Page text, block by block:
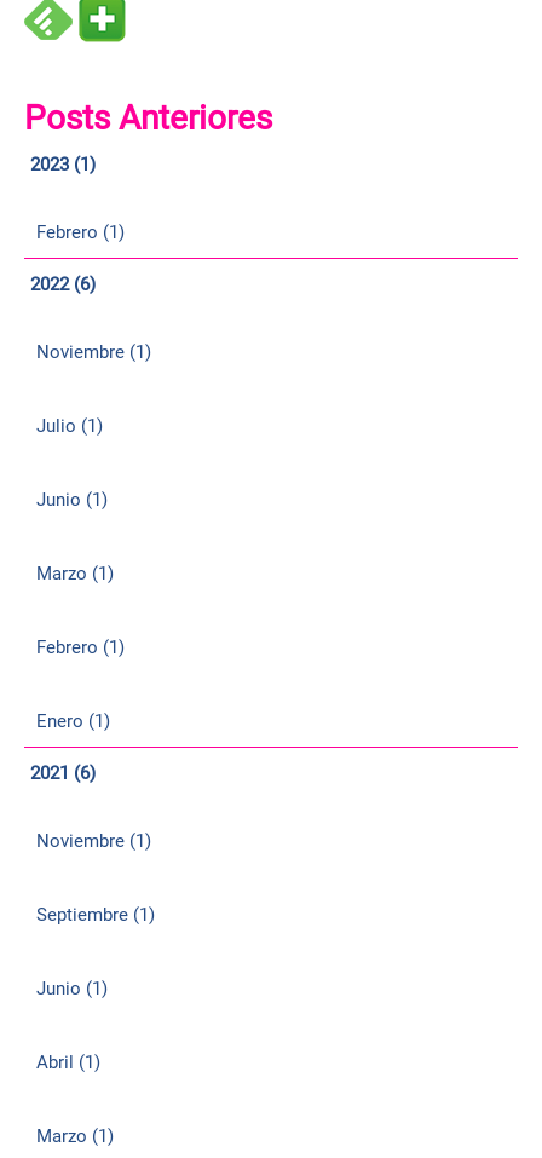
Posts Anteriores
2023 (1)
Febrero (1)
2022 (6)
Noviembre (1)
Julio (1)
Junio (1)
Marzo (1)
Febrero (1)
Enero (1)
2021 (6)
Noviembre (1)
Septiembre (1)
Junio (1)
Abril (1)
Marzo (1)